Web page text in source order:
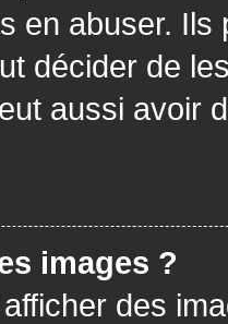
en abuser.
décider de
aussi avoir
images ?
des